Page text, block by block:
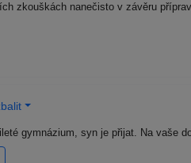
zkouškách nanečisto v závěru
gymnázium, syn je přijat. Na